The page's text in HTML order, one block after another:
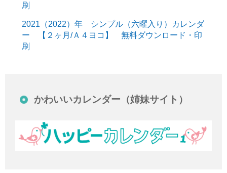
刷
2021（2022）年 シンプル（六曜入り）カレンダ
ー 【２ヶ月/Ａ４ヨコ】 無料ダウンロード・印
刷
かわいいカレンダー（姉妹サイト）